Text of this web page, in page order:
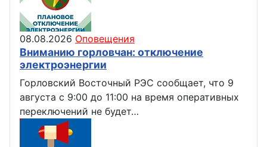
08.08.2026 Оповещения
Вниманию горловчан: отключение
электроэнергии
Горловский Восточный РЭС сообщает, что 9
августа с 9:00 до 11:00 на время оперативных
переключений не будет…